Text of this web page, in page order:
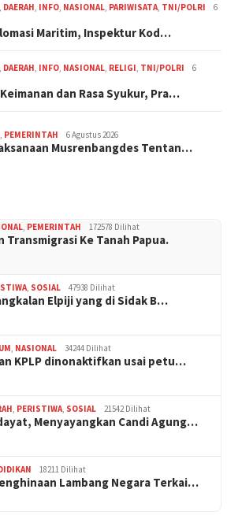
DAERAH INFO NASIONAL PARIWISATA TNI/POLRI
6
Maritim, Inspektur Kod…
DAERAH INFO NASIONAL RELIGI TNI/POLRI
6
dan Rasa Syukur, Pra…
PEMERINTAH 6 Agustus 2026
Musrenbangdes Tentan…
PEMERINTAH 172578 Dilihat
Transmigrasi Ke Tanah Papua.
SOSIAL 47938 Dilihat
Elpiji yang di Sidak B…
NASIONAL 34244 Dilihat
KPLP dinonaktifkan usai petu…
PERISTIWA SOSIAL 21542 Dilihat
Menyayangkan Candi Agung…
18211 Dilihat
Lambang Negara Terkai…